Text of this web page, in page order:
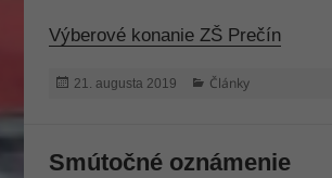
Výberové konanie ZŠ Prečín
Publikované
21. augusta 2019 Kategórie
Články
Smútočné oznámenie